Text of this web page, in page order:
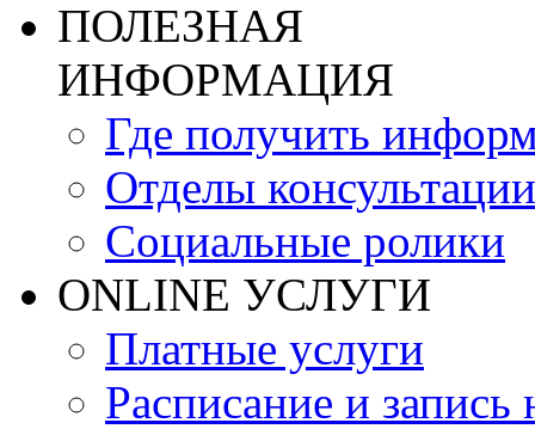
ПОЛЕЗНАЯ
ИНФОРМАЦИЯ
Где получить
Отделы консультации
Социальные ролики
ONLINE УСЛУГИ
Платные услуги
Расписание и запись